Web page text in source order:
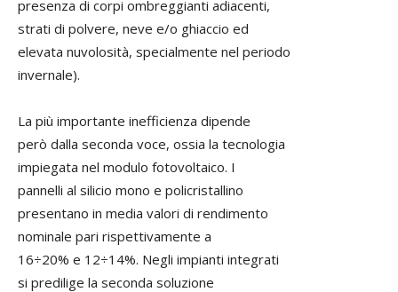
presenza di corpi ombreggianti adiacenti,
strati di polvere, neve e/o ghiaccio ed
elevata nuvolosità, specialmente nel periodo
invernale).
La più importante inefficienza dipende
però dalla seconda voce, ossia la tecnologia
impiegata nel modulo fotovoltaico. I
pannelli al silicio mono e policristallino
presentano in media valori di rendimento
nominale pari rispettivamente a
16÷20% e 12÷14%. Negli impianti integrati
si predilige la seconda soluzione